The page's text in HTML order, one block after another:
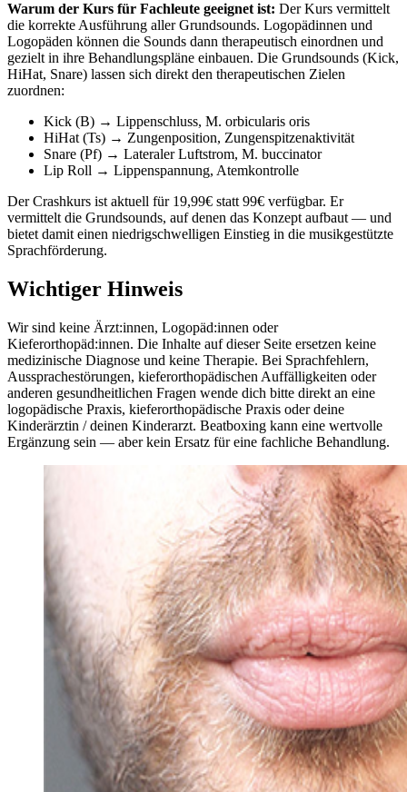
Warum der Kurs für Fachleute geeignet ist: Der Kurs vermittelt
die korrekte Ausführung aller Grundsounds. Logopädinnen und
Logopäden können die Sounds dann therapeutisch einordnen und
gezielt in ihre Behandlungspläne einbauen. Die Grundsounds (Kick,
HiHat, Snare) lassen sich direkt den therapeutischen Zielen
zuordnen:
Kick (B) → Lippenschluss, M. orbicularis oris
HiHat (Ts) → Zungenposition, Zungenspitzenaktivität
Snare (Pf) → Lateraler Luftstrom, M. buccinator
Lip Roll → Lippenspannung, Atemkontrolle
Der Crashkurs ist aktuell für 19,99€ statt 99€ verfügbar. Er
vermittelt die Grundsounds, auf denen das Konzept aufbaut — und
bietet damit einen niedrigschwelligen Einstieg in die musikgestützte
Sprachförderung.
Wichtiger Hinweis
Wir sind keine Ärzt:innen, Logopäd:innen oder
Kieferorthopäd:innen. Die Inhalte auf dieser Seite ersetzen keine
medizinische Diagnose und keine Therapie. Bei Sprachfehlern,
Aussprachestörungen, kieferorthopädischen Auffälligkeiten oder
anderen gesundheitlichen Fragen wende dich bitte direkt an eine
logopädische Praxis, kieferorthopädische Praxis oder deine
Kinderärztin / deinen Kinderarzt. Beatboxing kann eine wertvolle
Ergänzung sein — aber kein Ersatz für eine fachliche Behandlung.